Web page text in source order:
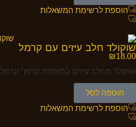
הוספת לרשימת המשאלות
שוקולד חלב עיזים עם קרמל
₪18.00
שוקולד מחלב עיזים בתוספת קרנץ׳ קרמל
הוספה לסל
הוספת לרשימת המשאלות